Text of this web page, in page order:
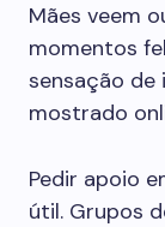
Mães veem
momentos
sensação de
mostrado
Pedir apoio
útil. Grupos